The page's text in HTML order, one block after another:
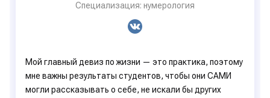
Специализация: нумерология
Мой главный девиз по жизни — это практика, поэтому
мне важны результаты студентов, чтобы они САМИ
могли рассказывать о себе, не искали бы других